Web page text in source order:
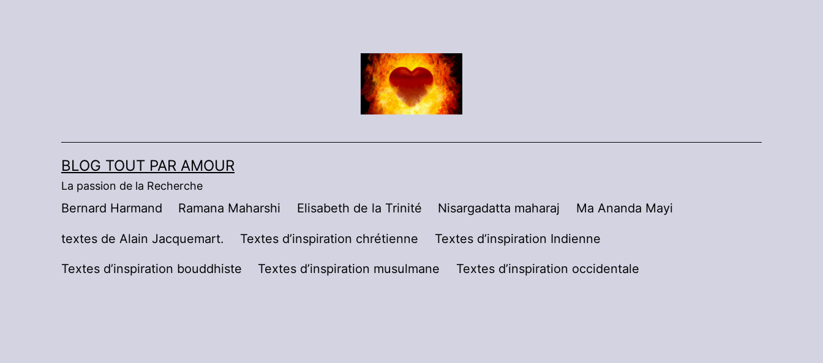
BLOG TOUT PAR AMOUR
La passion de la Recherche
Bernard Harmand Ramana Maharshi Elisabeth de la Trinité Nisargadatta maharaj Ma Ananda Mayi
textes de Alain Jacquemart. Textes d’inspiration chrétienne Textes d’inspiration Indienne
Textes d’inspiration bouddhiste Textes d’inspiration musulmane Textes d’inspiration occidentale